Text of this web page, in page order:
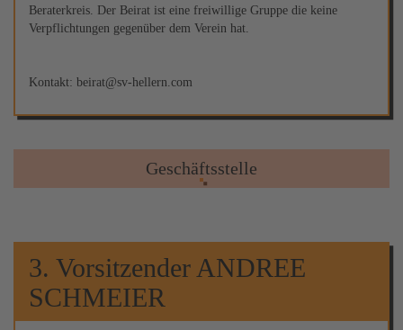
Beraterkreis. Der Beirat ist eine freiwillige Gruppe die keine
Verpflichtungen gegenüber dem Verein hat.
Kontakt: beirat@sv-hellern.com
Geschäftsstelle
3. Vorsitzender ANDREE
SCHMEIER